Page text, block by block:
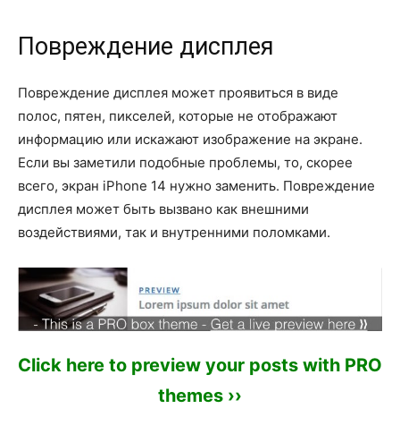
Повреждение дисплея
Повреждение дисплея может проявиться в виде
полос, пятен, пикселей, которые не отображают
информацию или искажают изображение на экране.
Если вы заметили подобные проблемы, то, скорее
всего, экран iPhone 14 нужно заменить. Повреждение
дисплея может быть вызвано как внешними
воздействиями, так и внутренними поломками.
Click here to preview your posts with PRO
themes ››